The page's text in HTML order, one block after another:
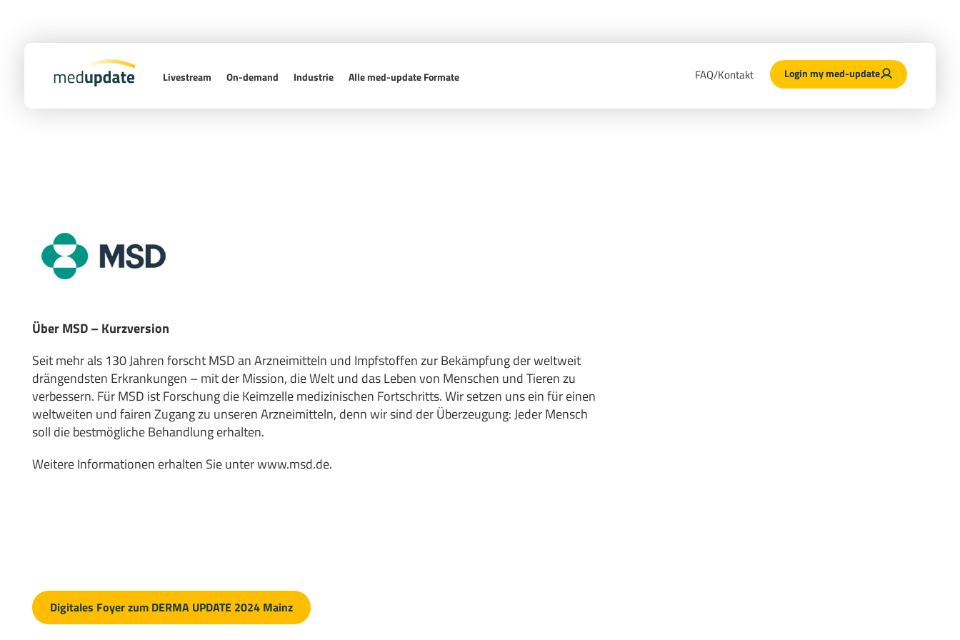
Livestream On-demand Industrie Alle med-update Formate FAQ/Kontakt Login my med-update
Über MSD – Kurzversion
Seit mehr als 130 Jahren forscht MSD an Arzneimitteln und Impfstoffen zur Bekämpfung der weltweit
drängendsten Erkrankungen – mit der Mission, die Welt und das Leben von Menschen und Tieren zu
verbessern. Für MSD ist Forschung die Keimzelle medizinischen Fortschritts. Wir setzen uns ein für einen
weltweiten und fairen Zugang zu unseren Arzneimitteln, denn wir sind der Überzeugung: Jeder Mensch
soll die bestmögliche Behandlung erhalten.
Weitere Informationen erhalten Sie unterwww.msd.de.
Digitales Foyer zum DERMA UPDATE 2024 Mainz